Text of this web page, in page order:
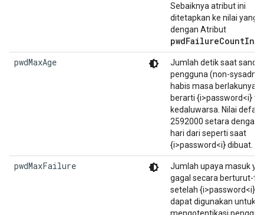
Sebaiknya atribut ini
ditetapkan ke nilai yang
dengan Atribut
pwdMaxAge
Jumlah detik saat sandi
pengguna (non-
habis masa berlakunya.
berarti {i>password<i}
kedaluwarsa. Nilai
2592000 setara dengan
hari dari seperti saat
{i>password<i} dibuat.
pwdMaxFailure
Jumlah upaya masuk
gagal secara berturut-
setelah {i>password<i}
dapat digunakan untuk